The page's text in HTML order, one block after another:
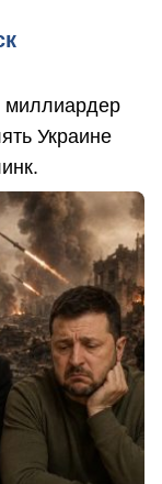
миллиардер
Украине